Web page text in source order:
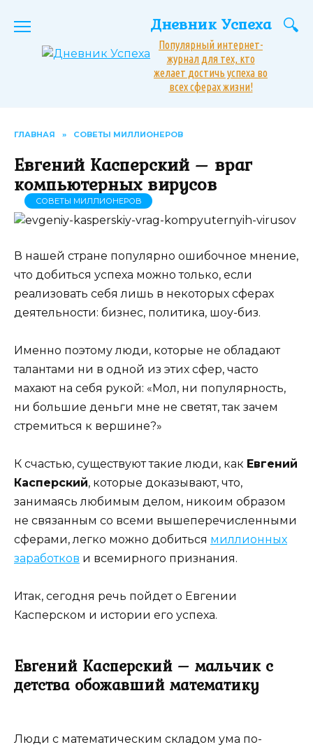
Дневник Успеха
Популярный интернет-
журнал для тех, кто
желает достичь успеха во
всех сферах жизни!
ГЛАВНАЯ » СОВЕТЫ МИЛЛИОНЕРОВ
Евгений Касперский – враг
компьютерных вирусов
СОВЕТЫ МИЛЛИОНЕРОВ
В нашей стране популярно ошибочное мнение,
что добиться успеха можно только, если
реализовать себя лишь в некоторых сферах
деятельности: бизнес, политика, шоу-биз.
Именно поэтому люди, которые не обладают
талантами ни в одной из этих сфер, часто
махают на себя рукой: «Мол, ни популярность,
ни большие деньги мне не светят, так зачем
стремиться к вершине?»
К счастью, существуют такие люди, как Евгений
Касперский, которые доказывают, что,
занимаясь любимым делом, никоим образом
не связанным со всеми вышеперечисленными
сферами, легко можно добиться миллионных
заработков и всемирного признания.
Итак, сегодня речь пойдет о Евгении
Касперском и истории его успеха.
Евгений Касперский – мальчик с
детства обожавший математику
Люди с математическим складом ума по-